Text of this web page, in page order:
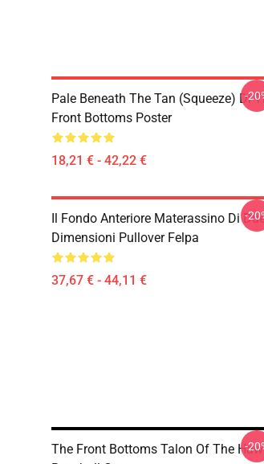
Pale Beneath The Tan (Squeeze) Di
Front Bottoms Poster
18,21 € - 42,22 €
-
Il Fondo Anteriore Materassino Di
Dimensioni Pullover Felpa
37,67 € - 44,11 €
-
The Front Bottoms Talon Of The
-